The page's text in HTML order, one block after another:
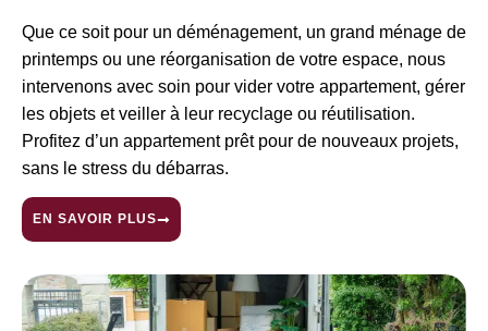
Que ce soit pour un déménagement, un grand ménage de
printemps ou une réorganisation de votre espace, nous
intervenons avec soin pour vider votre appartement, gérer
les objets et veiller à leur recyclage ou réutilisation.
Profitez d’un appartement prêt pour de nouveaux projets,
sans le stress du débarras.
EN SAVOIR PLUS